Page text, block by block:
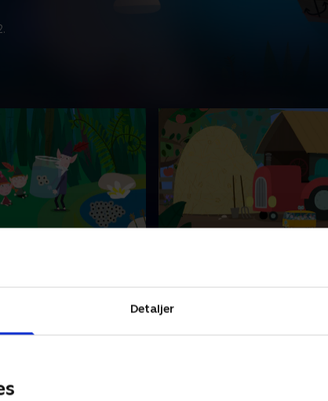
Detaljer
på dem, men
da æggene
de besøge en stor farm og